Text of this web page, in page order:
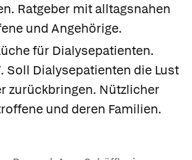
Ratgeber mit alltagsnahen
und Angehörige.
für Dialysepatienten.
Soll Dialysepatienten die Lust
zurückbringen. Nützlicher
und deren Familien.